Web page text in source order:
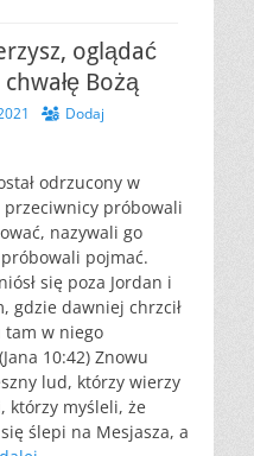
oglądać
Bożą
Dodaj
odrzucony w
przeciwnicy próbowali
nazywali go
pojmać.
się poza Jordan i
gdzie dawniej chrzcił
tam w niego
10:42) Znowu
lud, którzy wierzy
którzy myśleli, że
ślepi na Mesjasza, a